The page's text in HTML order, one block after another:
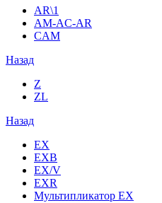
AR\1
AM-AC-AR
CAM
Назад
Z
ZL
Назад
EX
EXB
EX/V
EXR
Мультипликатор EX